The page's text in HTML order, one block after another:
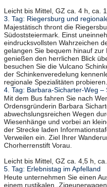
Leicht bis Mittel, GZ ca. 4 h, ca.
3. Tag: Riegersburg und
Majestätisch thront die
Südoststeiermark. Einst
eindrucksvollsten Wahrzeichen
gelangen Sie bequem hinauf
genießen den herrlichen Blick
besuchen Sie die Vulcano
der Schinkenveredelung
regionale Spezialitäten probieren.
4. Tag: Barbara-Sicharter-Weg –
Mit dem Bus fahren Sie nach
Ordensgründerin Barbara
abwechslungsreichen Wegen
Wiesenhänge und vorbei an
der Strecke laden
Verweilen ein. Ziel Ihrer
Chorherrenstift Vorau.
Leicht bis Mittel, GZ ca. 4,5 h,
5. Tag: Erlebnistag im Apfelland
Heute unternehmen Sie einen
einem rustikalen